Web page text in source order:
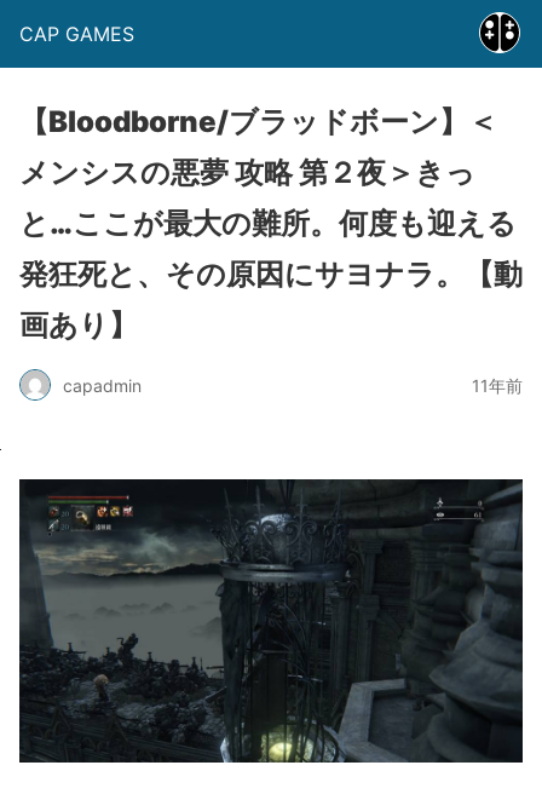
CAP GAMES
【Bloodborne/ブラッドボーン】＜
メンシスの悪夢 攻略 第２夜＞きっ
と…ここが最大の難所。何度も迎える
発狂死と、その原因にサヨナラ。【動
画あり】
capadmin 11年前